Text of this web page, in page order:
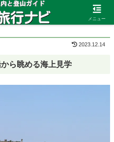
2023.12.14
ら眺める海上見学
メニュー